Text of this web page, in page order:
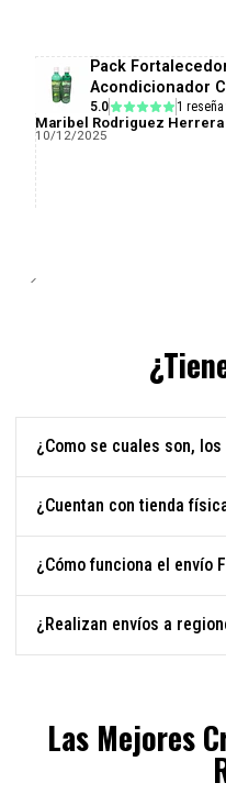
Pack
Acondicionador
5.0 1 reseña
Maribel Rodriguez Herrera
10/12/2025
¿Como se cuales son,
¿Cuentan con tienda
¿Cómo funciona el envío
¿Realizan envíos a
Las Mejores